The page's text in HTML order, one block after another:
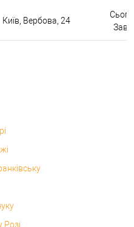
Київ, Вербова, 24